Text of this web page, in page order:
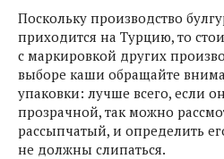
Поскольку производство
приходится на Турцию, то
с маркировкой других
выборе каши обращайте
упаковки: лучше всего, если
прозрачной, так можно
рассыпчатый, и определить
не должны слипаться.